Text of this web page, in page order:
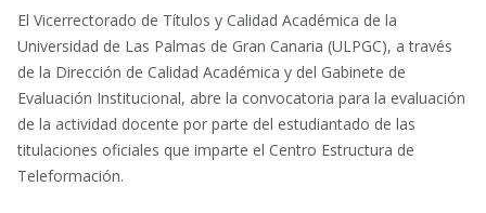
El Vicerrectorado de Títulos y Calidad Académica de la
Universidad de Las Palmas de Gran Canaria (ULPGC), a través
de la Dirección de Calidad Académica y del Gabinete de
Evaluación Institucional, abre la convocatoria para la evaluación
de la actividad docente por parte del estudiantado de las
titulaciones oficiales que imparte el Centro Estructura de
Teleformación.